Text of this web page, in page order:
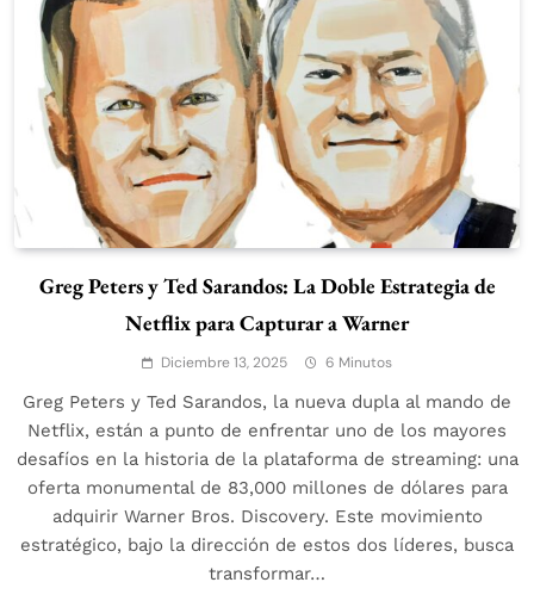
Greg Peters y Ted Sarandos: La Doble Estrategia de
Netflix para Capturar a Warner
Diciembre 13, 2025 6 Minutos
Greg Peters y Ted Sarandos, la nueva dupla al mando de
Netflix, están a punto de enfrentar uno de los mayores
desafíos en la historia de la plataforma de streaming: una
oferta monumental de 83,000 millones de dólares para
adquirir Warner Bros. Discovery. Este movimiento
estratégico, bajo la dirección de estos dos líderes, busca
transformar…